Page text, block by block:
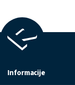
Informacije